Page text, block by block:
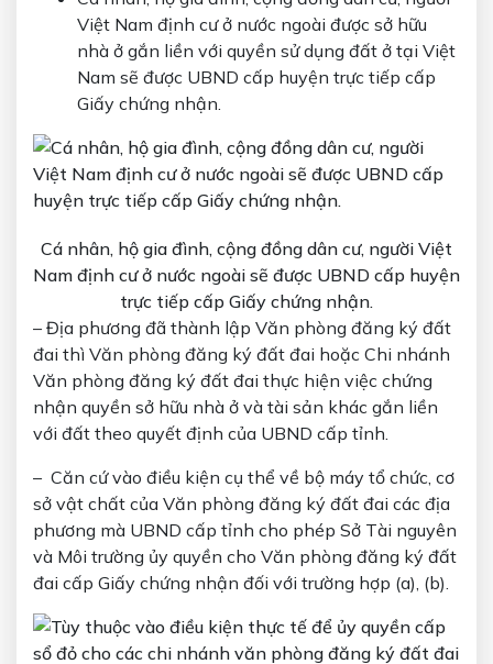
Việt Nam định cư ở nước ngoài được sở hữu
nhà ở gắn liền với quyền sử dụng đất ở tại Việt
Nam sẽ được UBND cấp huyện trực tiếp cấp
Giấy chứng nhận.
Cá nhân, hộ gia đình, cộng đồng dân cư, người Việt
Nam định cư ở nước ngoài sẽ được UBND cấp huyện
trực tiếp cấp Giấy chứng nhận.
– Địa phương đã thành lập Văn phòng đăng ký đất
đai thì Văn phòng đăng ký đất đai hoặc Chi nhánh
Văn phòng đăng ký đất đai thực hiện việc chứng
nhận quyền sở hữu nhà ở và tài sản khác gắn liền
với đất theo quyết định của UBND cấp tỉnh.
– Căn cứ vào điều kiện cụ thể về bộ máy tổ chức, cơ
sở vật chất của Văn phòng đăng ký đất đai các địa
phương mà UBND cấp tỉnh cho phép Sở Tài nguyên
và Môi trường ủy quyền cho Văn phòng đăng ký đất
đai cấp Giấy chứng nhận đối với trường hợp (a), (b).